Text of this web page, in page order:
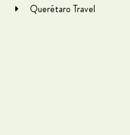
Querétaro Travel